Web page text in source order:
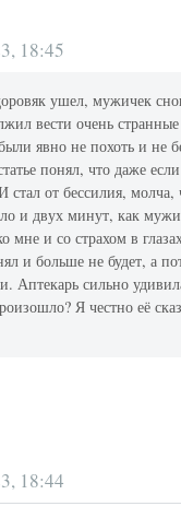
18:45
ушел, мужичек
вести очень
явно не похоть и не
понял, что даже
стал от бессилия, молча,
и двух минут, как
мне и со страхом в
и больше не будет, а
Аптекарь сильно
Я честно её
18:44